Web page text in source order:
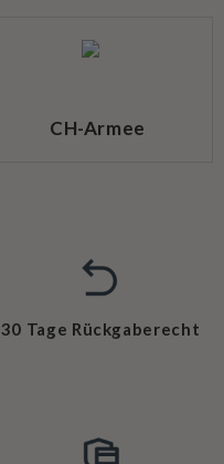
CH-Armee
30 Tage Rückgaberecht